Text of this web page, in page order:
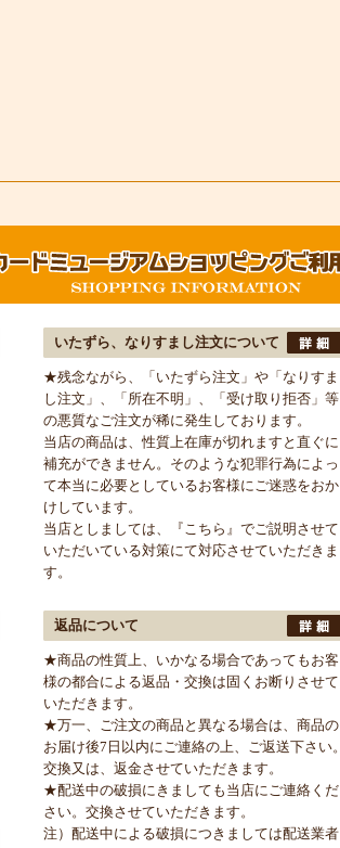
いたずら、なりすまし注文について
★残念ながら、「いたずら注文」や「なりすま
し注文」、「所在不明」、「受け取り拒否」等
の悪質なご注文が稀に発生しております。
当店の商品は、性質上在庫が切れますと直ぐに
補充ができません。そのような犯罪行為によっ
て本当に必要としているお客様にご迷惑をおか
けしています。
当店としましては、
『こちら』 でご説明させて
いただいている対策にて対応させていただきま
す。
返品について
★商品の性質上、いかなる場合であってもお客
様の都合による返品・交換は固くお断りさせて
いただきます。
★万一、ご注文の商品と異なる場合は、商品の
お届け後7日以内にご連絡の上、ご返送下さい。
交換又は、返金させていただきます。
★配送中の破損にきましても当店にご連絡くだ
さい。交換させていただきます。
注）配送中による破損につきましては配送業者